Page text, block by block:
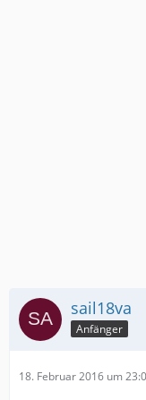
sail18va
Anfänger
18. Februar 2016 um